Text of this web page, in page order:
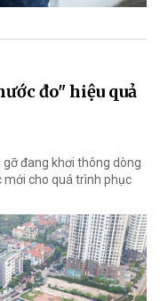
đo" hiệu quả
đang khơi thông dòng
mới cho quá trình phục